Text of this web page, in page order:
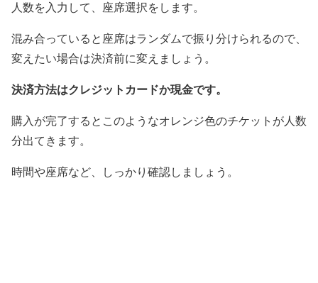
人数を入力して、座席選択をします。
混み合っていると座席はランダムで振り分けられるので、
変えたい場合は決済前に変えましょう。
決済方法はクレジットカードか現金です。
購入が完了するとこのようなオレンジ色のチケットが人数
分出てきます。
時間や座席など、しっかり確認しましょう。